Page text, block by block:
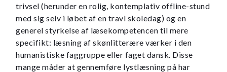
trivsel (herunder en rolig, kontemplativ offline-stund
med sig selv i løbet af en travl skoledag) og en
generel styrkelse af læsekompetencen til mere
specifikt: læsning af skønlitterære værker i den
humanistiske faggruppe eller faget dansk. Disse
mange måder at gennemføre lystlæsning på har